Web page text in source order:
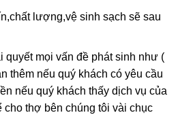
lượng,vệ sinh sạch sẽ sau
quyết mọi vấn đề phát sinh như (
thêm nếu quý khách có yêu cầu
nếu quý khách thấy dịch vụ của
cho thợ bên chúng tôi vài chục